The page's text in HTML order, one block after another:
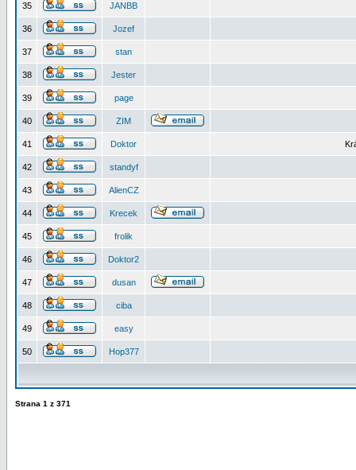
35 JANBB
36 Jozef
37 stan
38 Jester
39 page
40 ZIM
41 Doktor
42 standyf
43 AlienCZ
44 Krecek
45 frolik
46 Doktor2
47 dusan
48 ciba
49 easy
50 Hop377
Strana 1 z 371